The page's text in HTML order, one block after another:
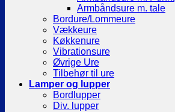
Armbåndsure m. tale
Bordure/Lommeure
Vækkeure
Køkkenure
Vibrationsure
Øvrige Ure
Tilbehør til ure
Lamper og lupper
Bordlupper
Div. lupper